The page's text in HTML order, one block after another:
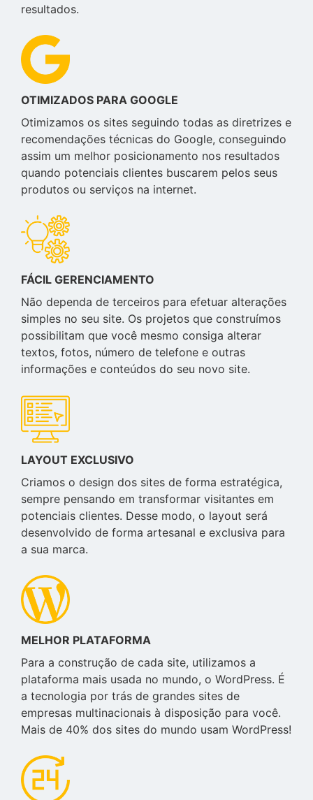
resultados.
OTIMIZADOS PARA GOOGLE
Otimizamos os sites seguindo todas as diretrizes e
recomendações técnicas do Google, conseguindo
assim um melhor posicionamento nos resultados
quando potenciais clientes buscarem pelos seus
produtos ou serviços na internet.
FÁCIL GERENCIAMENTO
Não dependa de terceiros para efetuar alterações
simples no seu site. Os projetos que construímos
possibilitam que você mesmo consiga alterar
textos, fotos, número de telefone e outras
informações e conteúdos do seu novo site.
LAYOUT EXCLUSIVO
Criamos o design dos sites de forma estratégica,
sempre pensando em transformar visitantes em
potenciais clientes. Desse modo, o layout será
desenvolvido de forma artesanal e exclusiva para
a sua marca.
MELHOR PLATAFORMA
Para a construção de cada site, utilizamos a
plataforma mais usada no mundo, o WordPress. É
a tecnologia por trás de grandes sites de
empresas multinacionais à disposição para você.
Mais de 40% dos sites do mundo usam WordPress!